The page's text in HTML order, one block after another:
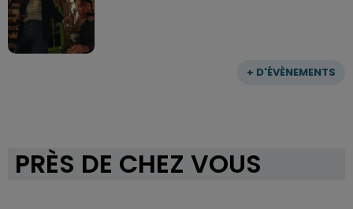
+ D'ÉVÈNEMENTS
PRÈS DE CHEZ VOUS